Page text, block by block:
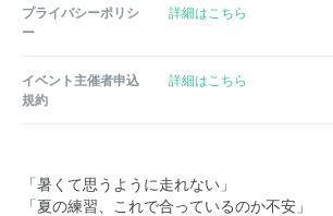
プライバシーポリシ
ー
詳細はこちら
イベント主催者申込
規約
詳細はこちら
「暑くて思うように走れない」
「夏の練習、これで合っているのか不安」